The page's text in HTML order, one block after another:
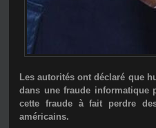
Les autorités ont déclaré que
dans une fraude informatique
cette fraude à fait perdre
américains.